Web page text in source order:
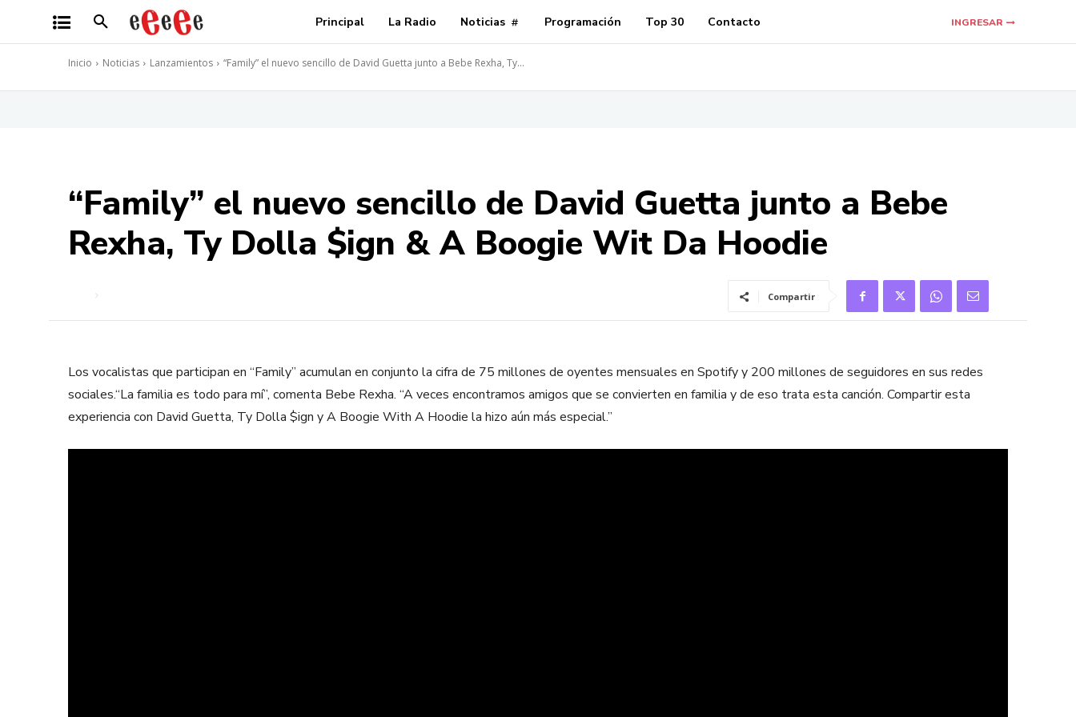
Principal La Radio Noticias Programación Top 30 Contacto INGRESAR
Inicio Noticias Lanzamientos “Family” el nuevo sencillo de David Guetta junto a Bebe Rexha, Ty...
“Family” el nuevo sencillo de David Guetta junto a Bebe
Rexha, Ty Dolla $ign & A Boogie Wit Da Hoodie
Compartir
Los vocalistas que participan en “Family” acumulan en conjunto la cifra de 75 millones de oyentes mensuales en Spotify y 200 millones de seguidores en sus redes
sociales.“La familia es todo para mí”, comenta Bebe Rexha. “A veces encontramos amigos que se convierten en familia y de eso trata esta canción. Compartir esta
experiencia con David Guetta, Ty Dolla $ign y A Boogie With A Hoodie la hizo aún más especial.”